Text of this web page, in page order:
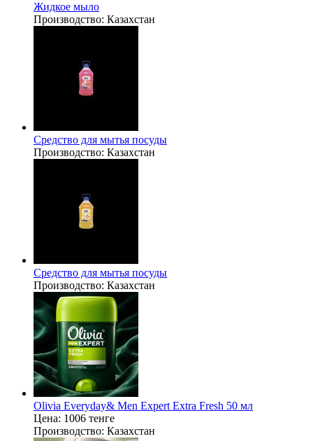
Жидкое мыло
Производство: Казахстан
Средство для мытья посуды
Производство: Казахстан
Средство для мытья посуды
Производство: Казахстан
Olivia Everyday& Men Expert Extra Fresh 50 мл
Цена: 1006 тенге
Производство: Казахстан